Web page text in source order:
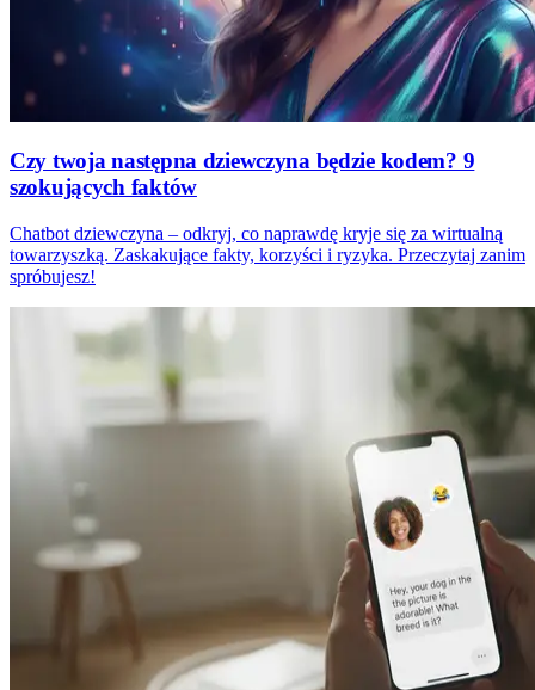
Czy twoja następna dziewczyna będzie kodem? 9
szokujących faktów
Chatbot dziewczyna – odkryj, co naprawdę kryje się za wirtualną
towarzyszką. Zaskakujące fakty, korzyści i ryzyka. Przeczytaj zanim
spróbujesz!